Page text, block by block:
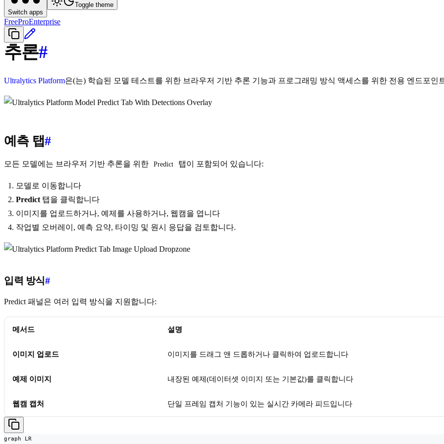
Switch apps
Toggle theme
FreeProEnterprise
추론#
Ultralytics Platform은(는) 학습된 모델 테스트를 위한 브라우저 기반 추론 기능과 프로그래밍 방식 액세스를 위한 전용 엔드포인
예측 탭#
모든 모델에는 브라우저 기반 추론을 위한 Predict 탭이 포함되어 있습니다:
모델로 이동합니다
Predict 탭을 클릭합니다
이미지를 업로드하거나, 예제를 사용하거나, 웹캠을 엽니다
작업별 오버레이, 예측 요약, 타이밍 및 원시 응답을 검토합니다.
입력 방식#
Predict 패널은 여러 입력 방식을 지원합니다:
메서드 설명
이미지 업로드 이미지를 드래그 앤 드롭하거나 클릭하여 업로드합니다
예제 이미지 내장된 예제(데이터셋 이미지 또는 기본값)를 클릭합니다
웹캠 캡처 단일 프레임 캡처 기능이 있는 실시간 카메라 피드입니다
graph LR